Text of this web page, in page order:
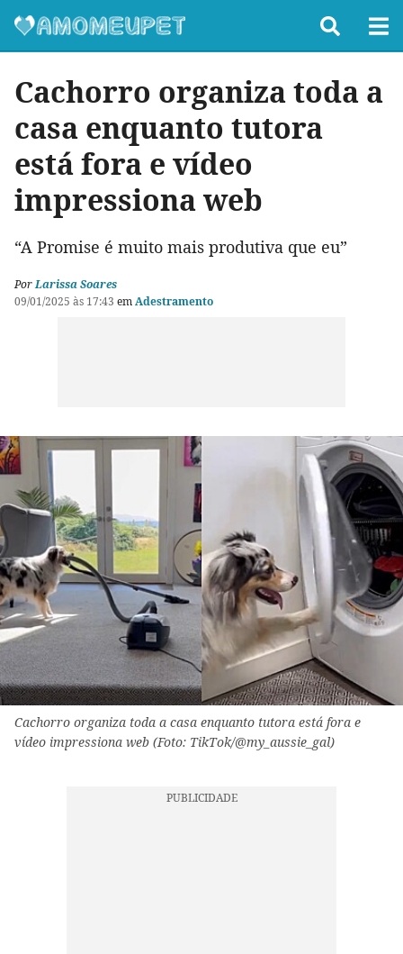
Cachorro organiza toda a
casa enquanto tutora
está fora e vídeo
impressiona web
“A Promise é muito mais produtiva que eu”
PorLarissa Soares
09/01/2025 às 17:43 emAdestramento
Cachorro organiza toda a casa enquanto tutora está fora e
vídeo impressiona web (Foto: TikTok/@my_aussie_gal)